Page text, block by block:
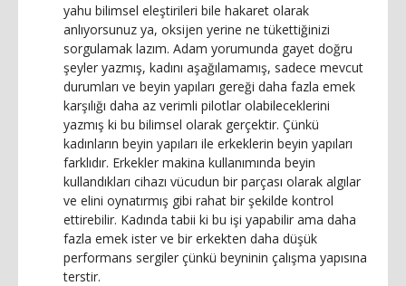
yahu bilimsel eleştirileri bile hakaret olarak
anlıyorsunuz ya, oksijen yerine ne tükettiğinizi
sorgulamak lazım. Adam yorumunda gayet doğru
şeyler yazmış, kadını aşağılamamış, sadece mevcut
durumları ve beyin yapıları gereği daha fazla emek
karşılığı daha az verimli pilotlar olabileceklerini
yazmış ki bu bilimsel olarak gerçektir. Çünkü
kadınların beyin yapıları ile erkeklerin beyin yapıları
farklıdır. Erkekler makina kullanımında beyin
kullandıkları cihazı vücudun bir parçası olarak algılar
ve elini oynatırmış gibi rahat bir şekilde kontrol
ettirebilir. Kadında tabii ki bu işi yapabilir ama daha
fazla emek ister ve bir erkekten daha düşük
performans sergiler çünkü beyninin çalışma yapısına
terstir.